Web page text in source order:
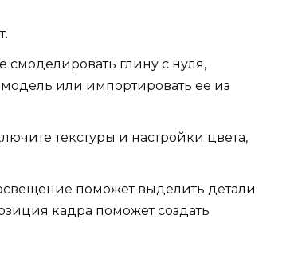
глину с нуля,
или импортировать ее из
текстуры и настройки цвета,
поможет выделить детали
кадра поможет создать